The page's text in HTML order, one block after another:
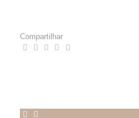
Compartilhar